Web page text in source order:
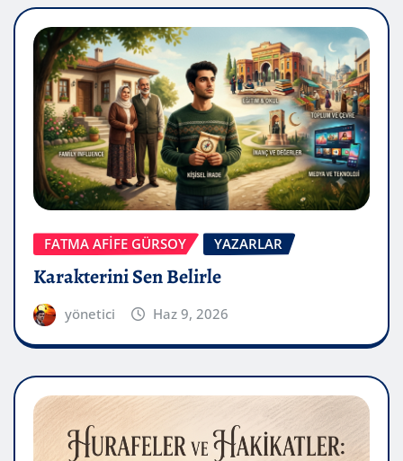
FATMA AFİFE GÜRSOY YAZARLAR
Karakterini Sen Belirle
yönetici Haz 9, 2026